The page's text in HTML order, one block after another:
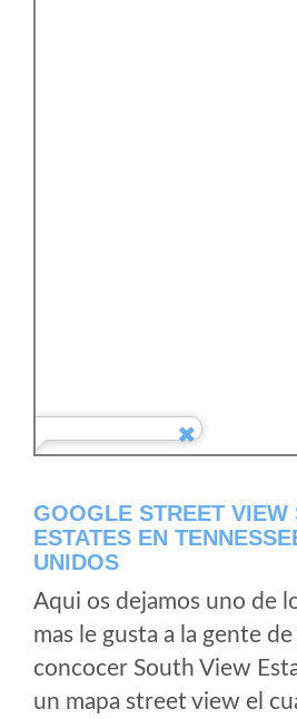
GOOGLE STREET VIEW
ESTATES EN
UNIDOS
Aqui os dejamos uno de
mas le gusta a la gente
concocer South View
un mapa street view el